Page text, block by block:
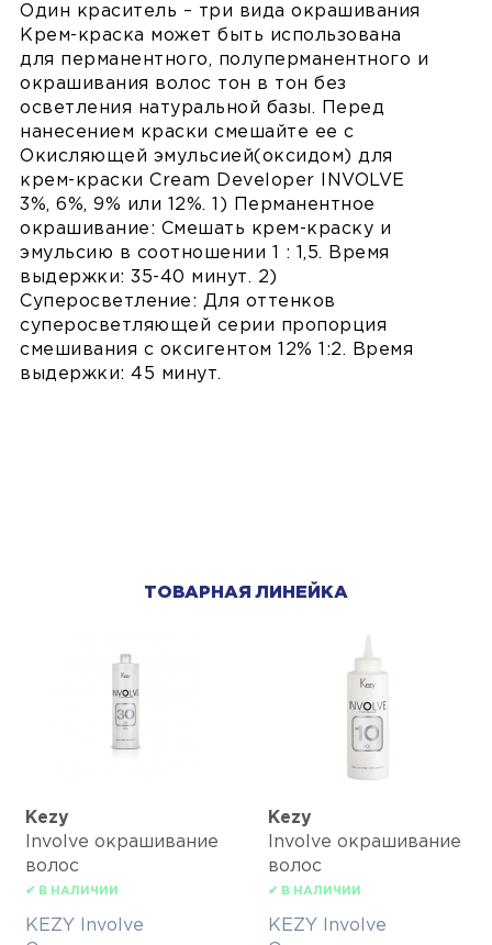
Один краситель – три вида окрашивания
Крем-краска может быть использована
для перманентного, полуперманентного и
окрашивания волос тон в тон без
осветления натуральной базы. Перед
нанесением краски смешайте ее с
Окисляющей эмульсией(оксидом) для
крем-краски Cream Developer INVOLVE
3%, 6%, 9% или 12%. 1) Перманентное
окрашивание: Смешать крем-краску и
эмульсию в соотношении 1 : 1,5. Время
выдержки: 35-40 минут. 2)
Суперосветление: Для оттенков
суперосветляющей серии пропорция
смешивания с оксигентом 12% 1:2. Время
выдержки: 45 минут.
ТОВАРНАЯ ЛИНЕЙКА
Kezy
Involve окрашивание
волос
✔ В НАЛИЧИИ
KEZY Involve
Kezy
Involve окрашивание
волос
✔ В НАЛИЧИИ
KEZY Involve